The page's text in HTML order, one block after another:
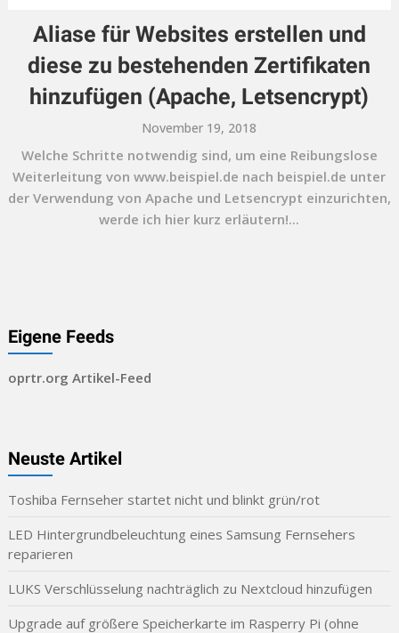
Aliase für Websites erstellen und
diese zu bestehenden Zertifikaten
hinzufügen (Apache, Letsencrypt)
November 19, 2018
Welche Schritte notwendig sind, um eine Reibungslose
Weiterleitung von www.beispiel.de nach beispiel.de unter
der Verwendung von Apache und Letsencrypt einzurichten,
werde ich hier kurz erläutern!...
Eigene Feeds
oprtr.org Artikel-Feed
Neuste Artikel
Toshiba Fernseher startet nicht und blinkt grün/rot
LED Hintergrundbeleuchtung eines Samsung Fernsehers
reparieren
LUKS Verschlüsselung nachträglich zu Nextcloud hinzufügen
Upgrade auf größere Speicherkarte im Rasperry Pi (ohne